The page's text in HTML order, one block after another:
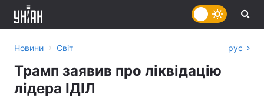
Новини › Світ рус
Трамп заявив про ліквідацію
лідера ІДІЛ